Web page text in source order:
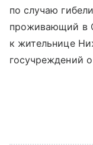
по случаю
проживающий в
к жительнице
госучреждений